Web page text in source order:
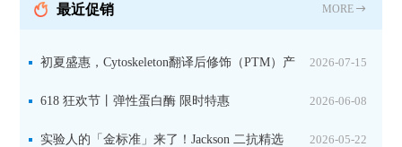
最近促销 MORE
2026-07-15
初夏盛惠，Cytoskeleton翻译后修饰（PTM）产
品线放价啦！ 2026-06-08
618 狂欢节丨弹性蛋白酶 限时特惠
2026-05-22
实验人的「金标准」来了！Jackson 二抗精选